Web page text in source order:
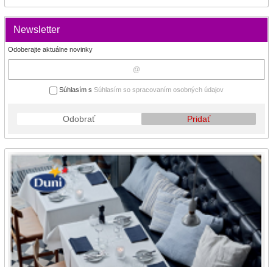
Newsletter
Odoberajte aktuálne novinky
Súhlasím s Súhlasím so spracovaním osobných údajov
Odobrať Pridať